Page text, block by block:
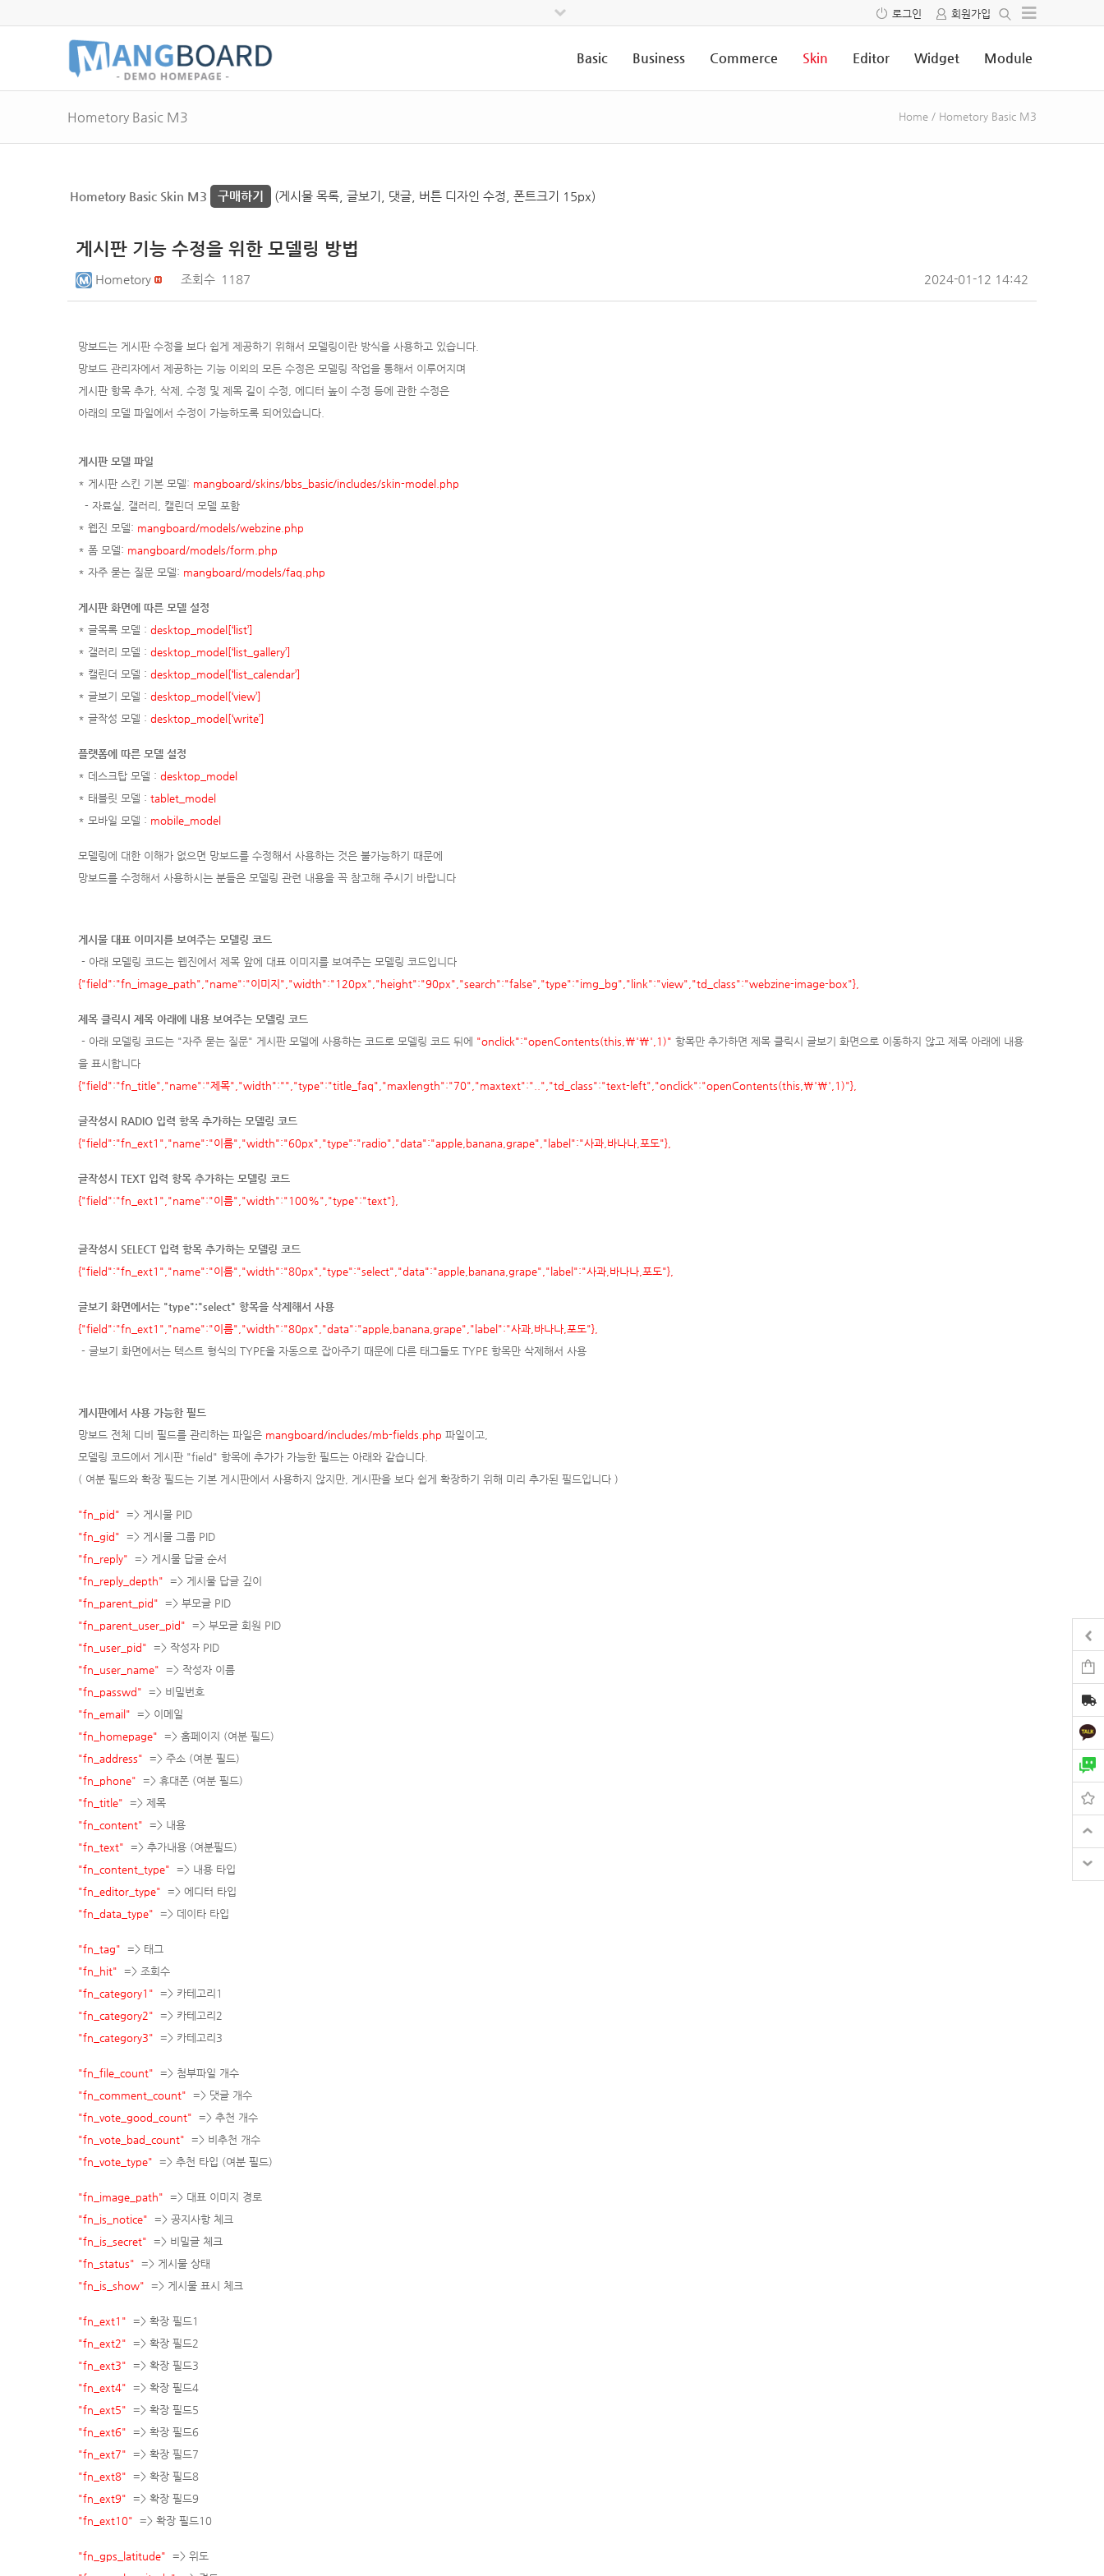
로그인 회원가입
Basic Business Commerce Skin Editor Widget Module
Hometory Basic M3 Home / Hometory Basic M3
Hometory Basic Skin M3 구매하기 (게시물 목록, 글보기, 댓글, 버튼 디자인 수정, 폰트크기 15px)
게시판 기능 수정을 위한 모델링 방법
Hometory 조회수 1187 2024-01-12 14:42
망보드는 게시판 수정을 보다 쉽게 제공하기 위해서 모델링이란 방식을 사용하고 있습니다.
망보드 관리자에서 제공하는 기능 이외의 모든 수정은 모델링 작업을 통해서 이루어지며
게시판 항목 추가, 삭제, 수정 및 제목 길이 수정, 에디터 높이 수정 등에 관한 수정은
아래의 모델 파일에서 수정이 가능하도록 되어있습니다.
게시판 모델 파일
* 게시판 스킨 기본 모델: mangboard/skins/bbs_basic/includes/skin-model.php
- 자료실, 갤러리, 캘린더 모델 포함
* 웹진 모델: mangboard/models/webzine.php
* 폼 모델: mangboard/models/form.php
* 자주 묻는 질문 모델: mangboard/models/faq.php
게시판 화면에 따른 모델 설정
* 글목록 모델 : desktop_model[‘list’]
* 갤러리 모델 : desktop_model[‘list_gallery’]
* 캘린더 모델 : desktop_model[‘list_calendar’]
* 글보기 모델 : desktop_model[‘view’]
* 글작성 모델 : desktop_model[‘write’]
플랫폼에 따른 모델 설정
* 데스크탑 모델 : desktop_model
* 태블릿 모델 : tablet_model
* 모바일 모델 : mobile_model
모델링에 대한 이해가 없으면 망보드를 수정해서 사용하는 것은 불가능하기 때문에
망보드를 수정해서 사용하시는 분들은 모델링 관련 내용을 꼭 참고해 주시기 바랍니다
게시물 대표 이미지를 보여주는 모델링 코드
- 아래 모델링 코드는 웹진에서 제목 앞에 대표 이미지를 보여주는 모델링 코드입니다
{"field":"fn_image_path","name":"이미지","width":"120px","height":"90px","search":"false","type":"img_bg","link":"view","td_class":"webzine-image-box"},
제목 클릭시 제목 아래에 내용 보여주는 모델링 코드
- 아래 모델링 코드는 "자주 묻는 질문" 게시판 모델에 사용하는 코드로 모델링 코드 뒤에 "onclick":"openContents(this,\'\',1 )" 항목만 추가하면 제목 클릭시 글보기 화면으로 이동하지 않고 제목 아래에 내용
을 표시합니다
{"field":"fn_title","name":"제목","width":"","type":"title_faq","maxlength":"70","maxtext":"..","td_class":"text-left","onclick":"openContents(this ,\'\',1 )"},
글작성시 RADIO 입력 항목 추가하는 모델링 코드
{"field":"fn_ext1","name":"이름","width":"60px","type":"radio","data":"apple,banana,grape","label":"사과,바나나,포도"},
글작성시 TEXT 입력 항목 추가하는 모델링 코드
{"field":"fn_ext1","name":"이름","width":"100%","type":"text"},
글작성시 SELECT 입력 항목 추가하는 모델링 코드
{"field":"fn_ext1","name":"이름","width":"80px","type":"select","data":"apple,banana,grape","label":"사과,바나나,포도"},
글보기 화면에서는 "type":"select" 항목을 삭제해서 사용
{"field":"fn_ext1","name":"이름","width":"80px","data":"apple,banana,grape","label":"사과,바나나,포도"},
- 글보기 화면에서는 텍스트 형식의 TYPE을 자동으로 잡아주기 때문에 다른 태그들도 TYPE 항목만 삭제해서 사용
게시판에서 사용 가능한 필드
망보드 전체 디비 필드를 관리하는 파일은 mangboard/includes/mb-fields.php 파일이고,
모델링 코드에서 게시판 "field" 항목에 추가가 가능한 필드는 아래와 같습니다.
( 여분 필드와 확장 필드는 기본 게시판에서 사용하지 않지만, 게시판을 보다 쉽게 확장하기 위해 미리 추가된 필드입니다 )
"fn_pid" => 게시물 PID
"fn_gid" => 게시물 그룹 PID
"fn_reply" => 게시물 답글 순서
"fn_reply_depth" => 게시물 답글 깊이
"fn_parent_pid" => 부모글 PID
"fn_parent_user_pid" => 부모글 회원 PID
"fn_user_pid" => 작성자 PID
"fn_user_name" => 작성자 이름
"fn_passwd" => 비밀번호
"fn_email" => 이메일
"fn_homepage" => 홈페이지 (여분 필드)
"fn_address" => 주소 (여분 필드)
"fn_phone" => 휴대폰 (여분 필드)
"fn_title" => 제목
"fn_content" => 내용
"fn_text" => 추가내용 (여분필드)
"fn_content_type" => 내용 타입
"fn_editor_type" => 에디터 타입
"fn_data_type" => 데이타 타입
"fn_tag" => 태그
"fn_hit" => 조회수
"fn_category1" => 카테고리1
"fn_category2" => 카테고리2
"fn_category3" => 카테고리3
"fn_file_count" => 첨부파일 개수
"fn_comment_count" => 댓글 개수
"fn_vote_good_count" => 추천 개수
"fn_vote_bad_count" => 비추천 개수
"fn_vote_type" => 추천 타입 (여분 필드)
"fn_image_path" => 대표 이미지 경로
"fn_is_notice" => 공지사항 체크
"fn_is_secret" => 비밀글 체크
"fn_status" => 게시물 상태
"fn_is_show" => 게시물 표시 체크
"fn_ext1" => 확장 필드1
"fn_ext2" => 확장 필드2
"fn_ext3" => 확장 필드3
"fn_ext4" => 확장 필드4
"fn_ext5" => 확장 필드5
"fn_ext6" => 확장 필드6
"fn_ext7" => 확장 필드7
"fn_ext8" => 확장 필드8
"fn_ext9" => 확장 필드9
"fn_ext10" => 확장 필드10
"fn_gps_latitude" => 위도